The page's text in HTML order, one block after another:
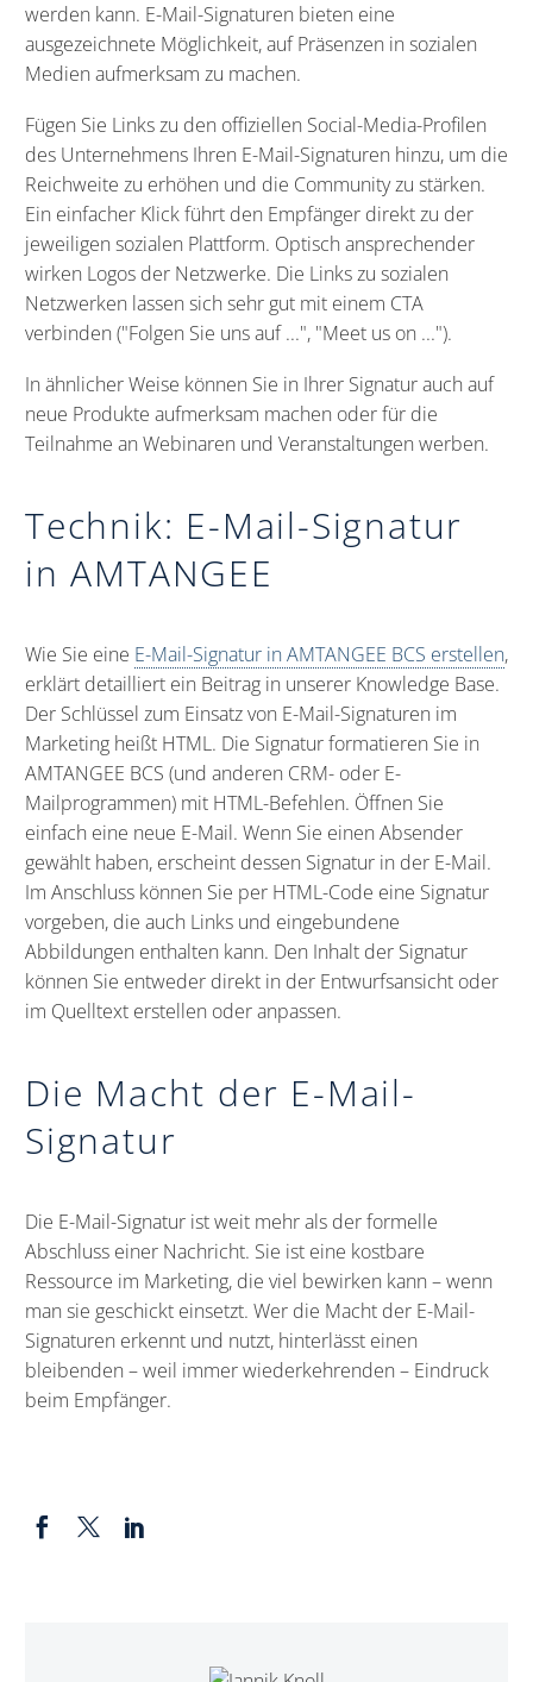
werden kann. E-Mail-Signaturen bieten eine
ausgezeichnete Möglichkeit, auf Präsenzen in sozialen
Medien aufmerksam zu machen.
Fügen Sie Links zu den offiziellen Social-Media-Profilen
des Unternehmens Ihren E-Mail-Signaturen hinzu, um die
Reichweite zu erhöhen und die Community zu stärken.
Ein einfacher Klick führt den Empfänger direkt zu der
jeweiligen sozialen Plattform. Optisch ansprechender
wirken Logos der Netzwerke. Die Links zu sozialen
Netzwerken lassen sich sehr gut mit einem CTA
verbinden ("Folgen Sie uns auf ...", "Meet us on ...").
In ähnlicher Weise können Sie in Ihrer Signatur auch auf
neue Produkte aufmerksam machen oder für die
Teilnahme an Webinaren und Veranstaltungen werben.
Technik: E-Mail-Signatur
in AMTANGEE
Wie Sie eine E-Mail-Signatur in AMTANGEE BCS erstellen,
erklärt detailliert ein Beitrag in unserer Knowledge Base.
Der Schlüssel zum Einsatz von E-Mail-Signaturen im
Marketing heißt HTML. Die Signatur formatieren Sie in
AMTANGEE BCS (und anderen CRM- oder E-
Mailprogrammen) mit HTML-Befehlen. Öffnen Sie
einfach eine neue E-Mail. Wenn Sie einen Absender
gewählt haben, erscheint dessen Signatur in der E-Mail.
Im Anschluss können Sie per HTML-Code eine Signatur
vorgeben, die auch Links und eingebundene
Abbildungen enthalten kann. Den Inhalt der Signatur
können Sie entweder direkt in der Entwurfsansicht oder
im Quelltext erstellen oder anpassen.
Die Macht der E-Mail-
Signatur
Die E-Mail-Signatur ist weit mehr als der formelle
Abschluss einer Nachricht. Sie ist eine kostbare
Ressource im Marketing, die viel bewirken kann – wenn
man sie geschickt einsetzt. Wer die Macht der E-Mail-
Signaturen erkennt und nutzt, hinterlässt einen
bleibenden – weil immer wiederkehrenden – Eindruck
beim Empfänger.